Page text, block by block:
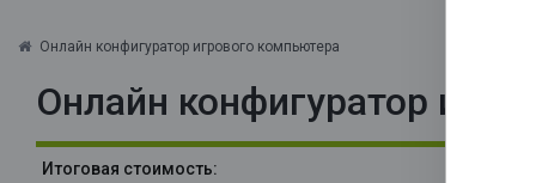
Онлайн конфигуратор игрового компьютера
Онлайн конфигуратор
Итоговая стоимость: